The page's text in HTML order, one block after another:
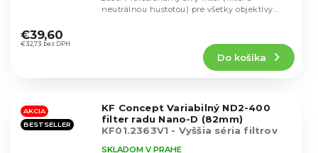
hodnotenie
produktu
hviezdičiek.
€32,73 bez DPH
€39,60
Do košíka
neutrálnou hustotou) pre všetky objektívy
AKCIA
BESTSELLER
KF Concept Variabilný ND2-400
filter radu Nano-D (82mm)
KF01.2363V1 - Vyššia séria filtrov
SKLADOM V PRAHE